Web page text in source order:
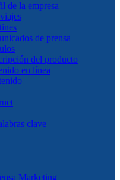
de la empresa
de prensa
del producto
en línea
clave
Marketing